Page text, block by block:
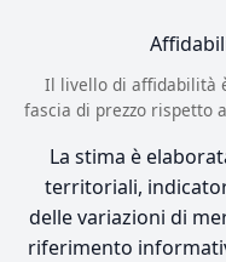
Il livello di affidabilità
fascia di prezzo rispetto
La stima è
territoriali,
delle variazioni di
riferimento